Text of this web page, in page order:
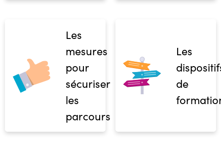
Les
mesures
pour
sécuriser
les
parcours
Les
de